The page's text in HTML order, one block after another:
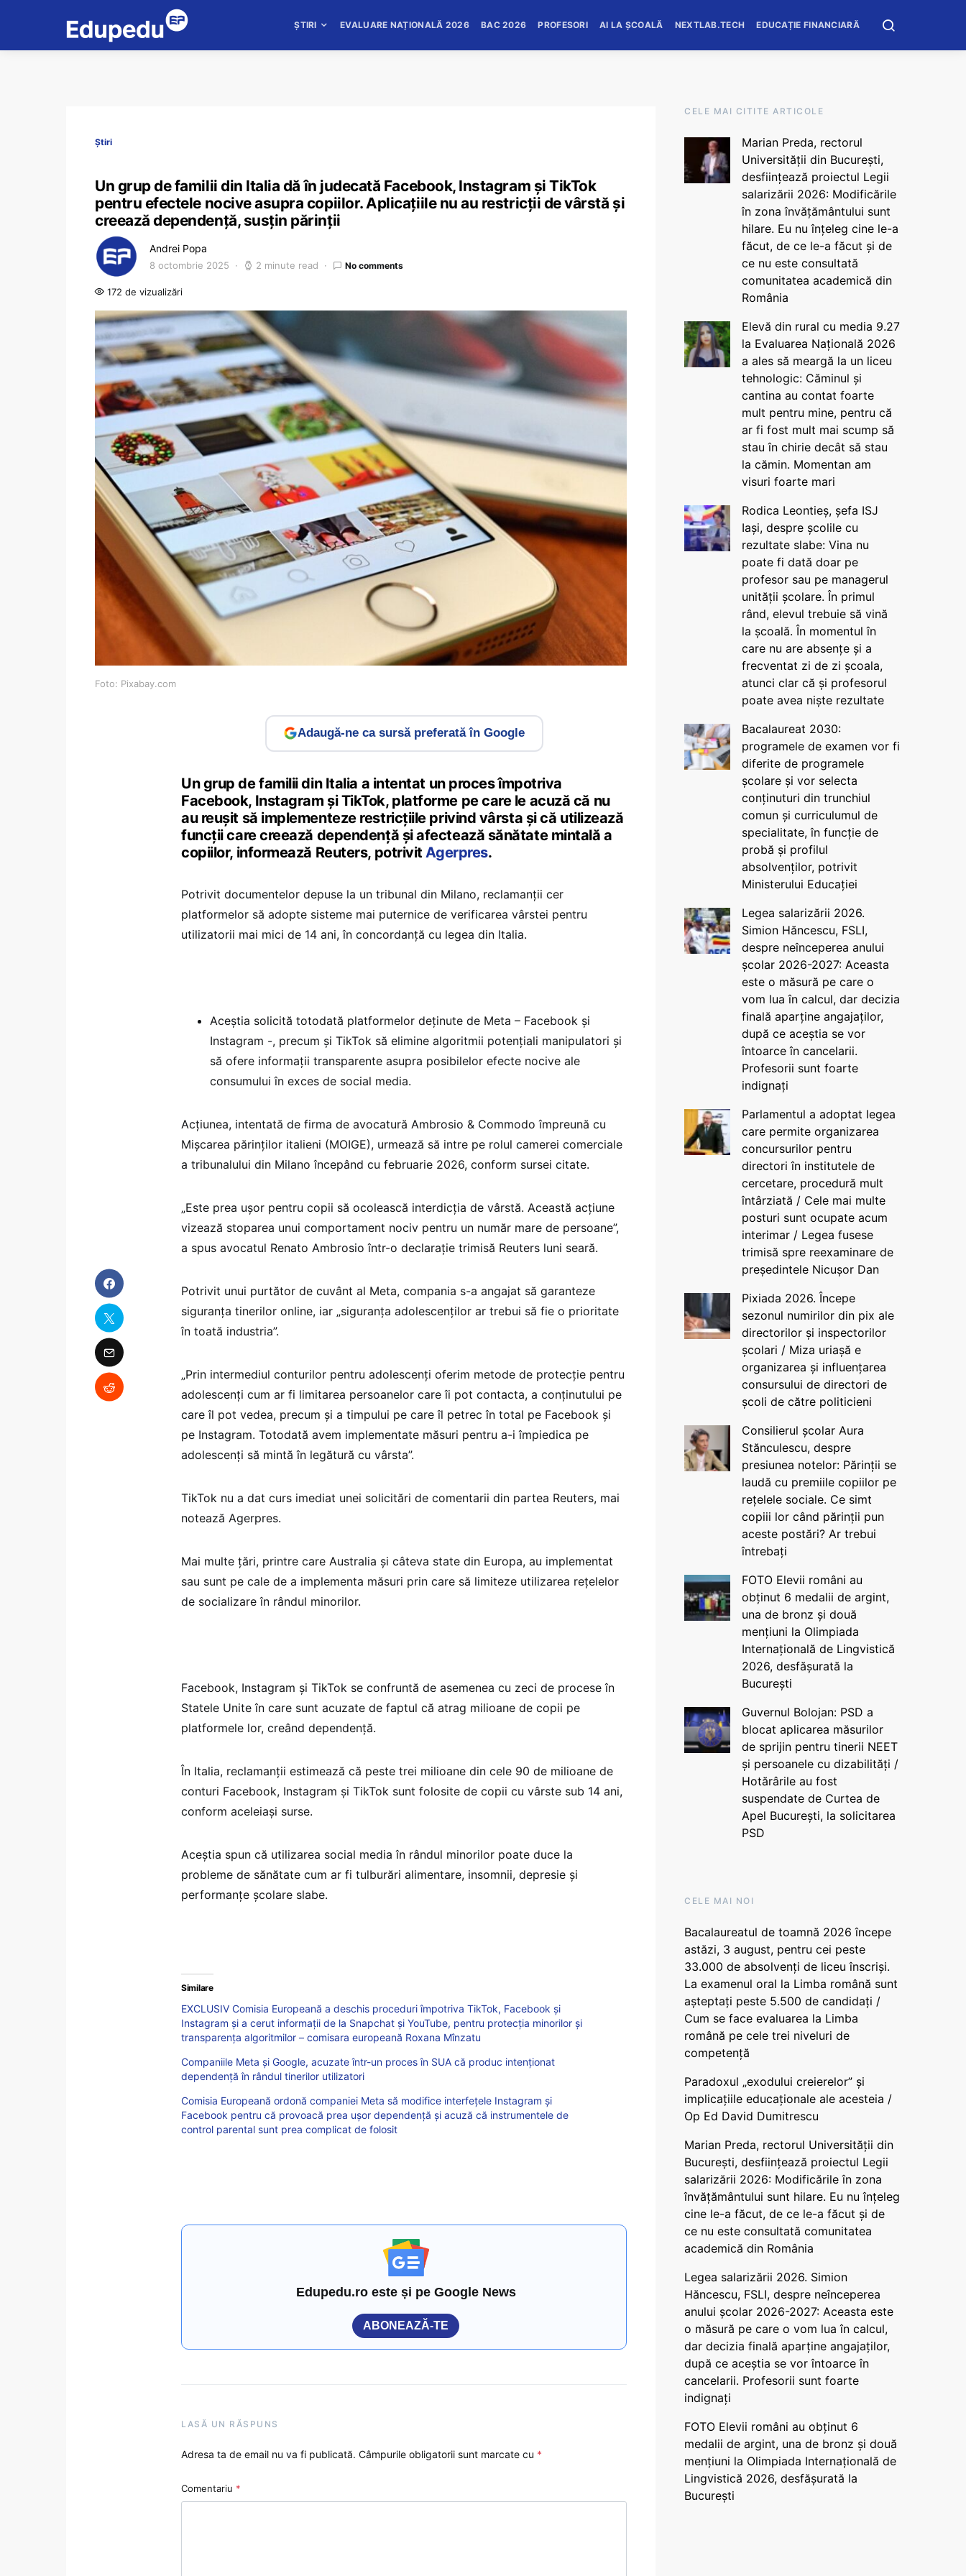
ȘTIRI EVALUARE NAȚIONALĂ 2026 BAC 2026 PROFESORI AI LA ȘCOALĂ NEXTLAB.TECH EDUCAȚIE FINANCIARĂ
Știri
Un grup de familii din Italia dă în judecată Facebook, Instagram și TikTok
pentru efectele nocive asupra copiilor. Aplicațiile nu au restricții de vârstă și
creează dependență, susțin părinții
Andrei Popa
8 octombrie 2025 2 minute read No comments
172 de vizualizări
Foto: Pixabay.com
Adaugă-ne ca sursă preferată în Google
Un grup de familii din Italia a intentat un proces împotriva
Facebook, Instagram și TikTok, platforme pe care le acuză că nu
au reușit să implementeze restricțiile privind vârsta și că utilizează
funcții care creează dependență și afectează sănătate mintală a
copiilor, informează Reuters, potrivit Agerpres.
Potrivit documentelor depuse la un tribunal din Milano, reclamanții cer
platformelor să adopte sisteme mai puternice de verificarea vârstei pentru
utilizatorii mai mici de 14 ani, în concordanță cu legea din Italia.
Aceștia solicită totodată platformelor deținute de Meta – Facebook și
Instagram -, precum și TikTok să elimine algoritmii potențiali manipulatori și
să ofere informații transparente asupra posibilelor efecte nocive ale
consumului în exces de social media.
Acțiunea, intentată de firma de avocatură Ambrosio & Commodo împreună cu
Mișcarea părinților italieni (MOIGE), urmează să intre pe rolul camerei comerciale
a tribunalului din Milano începând cu februarie 2026, conform sursei citate.
„Este prea ușor pentru copii să ocolească interdicția de vârstă. Această acțiune
vizează stoparea unui comportament nociv pentru un număr mare de persoane”,
a spus avocatul Renato Ambrosio într-o declarație trimisă Reuters luni seară.
Potrivit unui purtător de cuvânt al Meta, compania s-a angajat să garanteze
siguranța tinerilor online, iar „siguranța adolescenților ar trebui să fie o prioritate
în toată industria”.
„Prin intermediul conturilor pentru adolescenți oferim metode de protecție pentru
adolescenți cum ar fi limitarea persoanelor care îi pot contacta, a conținutului pe
care îl pot vedea, precum și a timpului pe care îl petrec în total pe Facebook și
pe Instagram. Totodată avem implementate măsuri pentru a-i împiedica pe
adolescenți să mintă în legătură cu vârsta”.
TikTok nu a dat curs imediat unei solicitări de comentarii din partea Reuters, mai
notează Agerpres.
Mai multe țări, printre care Australia și câteva state din Europa, au implementat
sau sunt pe cale de a implementa măsuri prin care să limiteze utilizarea rețelelor
de socializare în rândul minorilor.
Facebook, Instagram și TikTok se confruntă de asemenea cu zeci de procese în
Statele Unite în care sunt acuzate de faptul că atrag milioane de copii pe
platformele lor, creând dependență.
În Italia, reclamanții estimează că peste trei milioane din cele 90 de milioane de
conturi Facebook, Instagram și TikTok sunt folosite de copii cu vârste sub 14 ani,
conform aceleiași surse.
Aceștia spun că utilizarea social media în rândul minorilor poate duce la
probleme de sănătate cum ar fi tulburări alimentare, insomnii, depresie și
performanțe școlare slabe.
Similare
EXCLUSIV Comisia Europeană a deschis proceduri împotriva TikTok, Facebook și
Instagram și a cerut informații de la Snapchat și YouTube, pentru protecția minorilor și
transparența algoritmilor – comisara europeană Roxana Mînzatu
Companiile Meta și Google, acuzate într-un proces în SUA că produc intenționat
dependență în rândul tinerilor utilizatori
Comisia Europeană ordonă companiei Meta să modifice interfețele Instagram și
Facebook pentru că provoacă prea ușor dependență și acuză că instrumentele de
control parental sunt prea complicat de folosit
Edupedu.ro este și pe Google News
ABONEAZĂ-TE
LASĂ UN RĂSPUNS
Adresa ta de email nu va fi publicată. Câmpurile obligatorii sunt marcate cu *
Comentariu *
CELE MAI CITITE ARTICOLE
Marian Preda, rectorul
Universității din București,
desființează proiectul Legii
salarizării 2026: Modificările
în zona învățământului sunt
hilare. Eu nu înțeleg cine le-a
făcut, de ce le-a făcut și de
ce nu este consultată
comunitatea academică din
România
Elevă din rural cu media 9.27
la Evaluarea Națională 2026
a ales să meargă la un liceu
tehnologic: Căminul și
cantina au contat foarte
mult pentru mine, pentru că
ar fi fost mult mai scump să
stau în chirie decât să stau
la cămin. Momentan am
visuri foarte mari
Rodica Leontieș, șefa ISJ
Iași, despre școlile cu
rezultate slabe: Vina nu
poate fi dată doar pe
profesor sau pe managerul
unității școlare. În primul
rând, elevul trebuie să vină
la școală. În momentul în
care nu are absențe și a
frecventat zi de zi școala,
atunci clar că și profesorul
poate avea niște rezultate
Bacalaureat 2030:
programele de examen vor fi
diferite de programele
școlare și vor selecta
conținuturi din trunchiul
comun și curriculumul de
specialitate, în funcție de
probă și profilul
absolvenților, potrivit
Ministerului Educației
Legea salarizării 2026.
Simion Hăncescu, FSLI,
despre neînceperea anului
școlar 2026-2027: Aceasta
este o măsură pe care o
vom lua în calcul, dar decizia
finală aparține angajaților,
după ce aceștia se vor
întoarce în cancelarii.
Profesorii sunt foarte
indignați
Parlamentul a adoptat legea
care permite organizarea
concursurilor pentru
directori în institutele de
cercetare, procedură mult
întârziată / Cele mai multe
posturi sunt ocupate acum
interimar / Legea fusese
trimisă spre reexaminare de
președintele Nicușor Dan
Pixiada 2026. Începe
sezonul numirilor din pix ale
directorilor și inspectorilor
școlari / Miza uriașă e
organizarea și influențarea
consursului de directori de
școli de către politicieni
Consilierul școlar Aura
Stănculescu, despre
presiunea notelor: Părinții se
laudă cu premiile copiilor pe
rețelele sociale. Ce simt
copiii lor când părinții pun
aceste postări? Ar trebui
întrebați
FOTO Elevii români au
obținut 6 medalii de argint,
una de bronz și două
mențiuni la Olimpiada
Internațională de Lingvistică
2026, desfășurată la
București
Guvernul Bolojan: PSD a
blocat aplicarea măsurilor
de sprijin pentru tinerii NEET
și persoanele cu dizabilități /
Hotărârile au fost
suspendate de Curtea de
Apel București, la solicitarea
PSD
CELE MAI NOI
Bacalaureatul de toamnă 2026 începe
astăzi, 3 august, pentru cei peste
33.000 de absolvenți de liceu înscriși.
La examenul oral la Limba română sunt
așteptați peste 5.500 de candidați /
Cum se face evaluarea la Limba
română pe cele trei niveluri de
competență
Paradoxul „exodului creierelor” și
implicațiile educaționale ale acesteia /
Op Ed David Dumitrescu
Marian Preda, rectorul Universității din
București, desființează proiectul Legii
salarizării 2026: Modificările în zona
învățământului sunt hilare. Eu nu înțeleg
cine le-a făcut, de ce le-a făcut și de
ce nu este consultată comunitatea
academică din România
Legea salarizării 2026. Simion
Hăncescu, FSLI, despre neînceperea
anului școlar 2026-2027: Aceasta este
o măsură pe care o vom lua în calcul,
dar decizia finală aparține angajaților,
după ce aceștia se vor întoarce în
cancelarii. Profesorii sunt foarte
indignați
FOTO Elevii români au obținut 6
medalii de argint, una de bronz și două
mențiuni la Olimpiada Internațională de
Lingvistică 2026, desfășurată la
București